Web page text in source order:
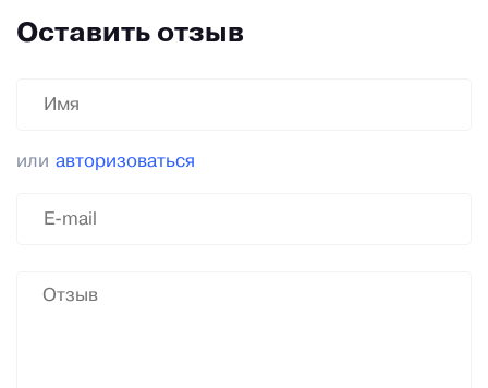
Оставить отзыв
или авторизоваться